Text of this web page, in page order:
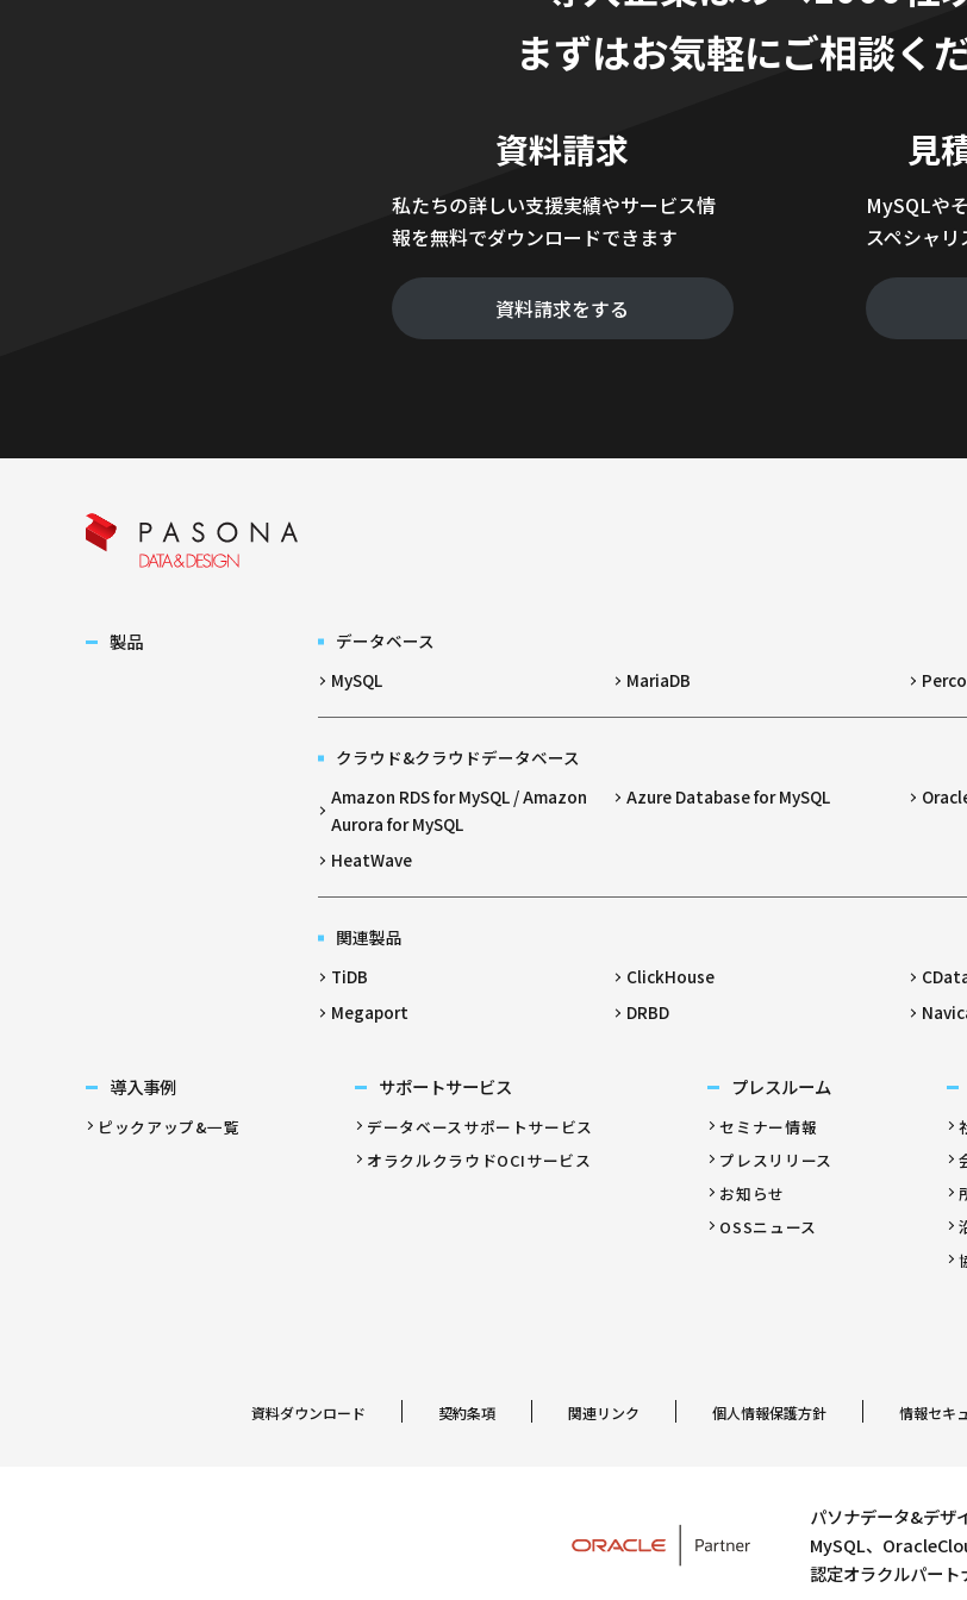
まずはお気軽にご相談くだ
資料請求
私たちの詳しい支援実績やサービス情
報を無料でダウンロードできます
資料請求をする
見
MySQLや
スペシャ
製品
データベース
MySQL
MariaDB
クラウド&クラウドデータベース
Amazon RDS for MySQL / Amazon
Aurora for MySQL
Azure Database for MySQL
HeatWave
関連製品
TiDB
ClickHouse
Megaport
DRBD
導入事例
ピックアップ&一覧
サポートサービス
データベースサポートサービス
オラクルクラウドOCIサービス
プレスルーム
セミナー情報
プレスリリース
お知らせ
OSSニュース
資料ダウンロード 契約条項 関連リンク 個人情報保護方針 情報セキ
パソナデータ&デザ
MySQL、
認定オラクルパート